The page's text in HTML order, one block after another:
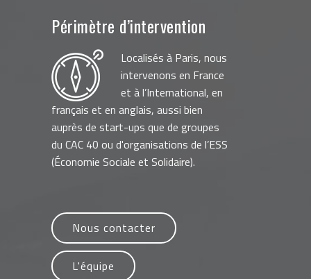
Périmètre d’intervention
Localisés à Paris, nous
intervenons en France
et à l’International, en
français et en anglais, aussi bien
auprès de start-ups que de groupes
du CAC 40 ou d'organisations de l’ESS
(Économie Sociale et Solidaire).
Nous contacter
L'équipe